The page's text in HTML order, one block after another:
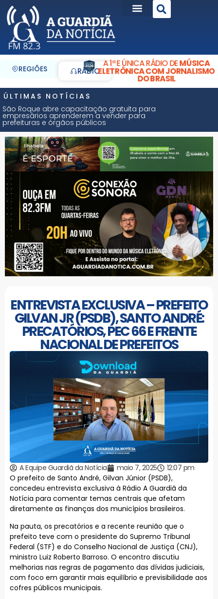
REGIÕES RÁDIO
A 1ª E ÚNICA RÁDIO DEMÚSICA
ELETRÔNICA COM JORNALISMO
DO BRASIL
ÚLTIMAS NOTÍCIAS
São Roque abre capacitação gratuita para
empresários aprenderem a vender para
prefeituras e órgãos públicos
ENTREVISTA EXCLUSIVA – PREFEITO
GILVAN JR (PSDB), SANTO ANDRÉ:
PRECATÓRIOS, PEC 66 E FRENTE
NACIONAL DE PREFEITOS
A Equipe Guardiã da Notícia maio 7, 2025
12:07 pm
O prefeito de Santo André, Gilvan Júnior (PSDB),
concedeu entrevista exclusiva à Rádio A Guardiã da
Notícia para comentar temas centrais que afetam
diretamente as finanças dos municípios brasileiros.
Na pauta, os precatórios e a recente reunião que o
prefeito teve com o presidente do Supremo Tribunal
Federal (STF) e do Conselho Nacional de Justiça (CNJ),
ministro Luiz Roberto Barroso. O encontro discutiu
melhorias nas regras de pagamento das dívidas judiciais,
com foco em garantir mais equilíbrio e previsibilidade aos
cofres públicos municipais.